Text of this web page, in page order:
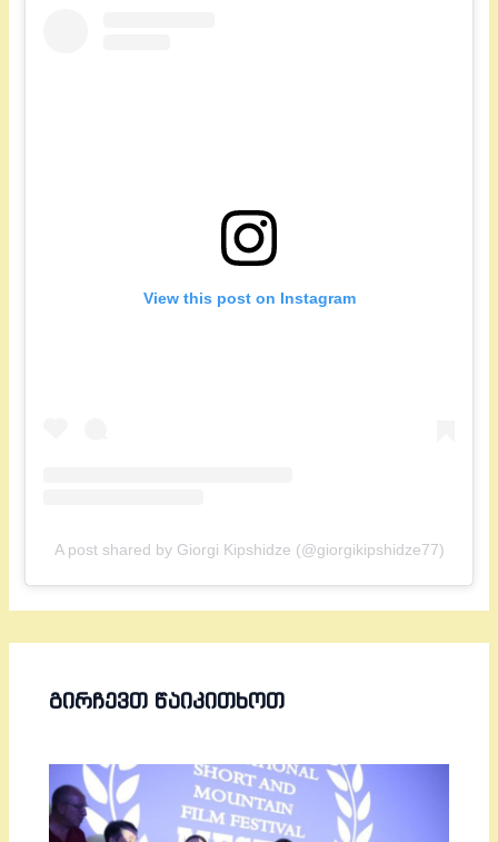
View this post on Instagram
A post shared by Giorgi Kipshidze (@giorgikipshidze77)
ᲒᲘᲠᲩᲔᲕᲗ ᲬᲐᲘᲙᲘᲗᲮᲝᲗ